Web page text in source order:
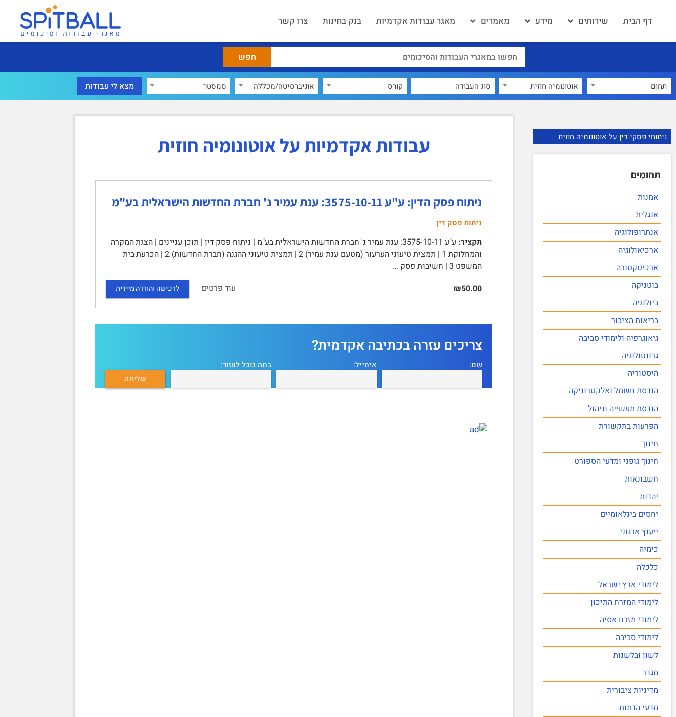
דף הבית שירותים מידע מאמרים מאגר עבודות אקדמיות בנק בחינות צרו קשר
מאגרי עבודות וסיכומים
תחום אוטונומיה חוזית קורס אוניברסיטה/מכללה סמסטר
ניתוחי פסקי דין על אוטונומיה חוזית
תחומים
אמנות
אנגלית
אנתרופולוגיה
ארכיאולוגיה
ארכיטקטורה
בוטניקה
ביולוגיה
בריאות הציבור
גיאוגרפיה ולימודי סביבה
גרונטולוגיה
היסטוריה
הנדסת חשמל ואלקטרוניקה
הנדסת תעשייה וניהול
הפרעות בתקשורת
חינוך
חינוך גופני ומדעי הספורט
חשבונאות
יהדות
יחסים בינלאומיים
ייעוץ ארגוני
כימיה
כלכלה
לימודי ארץ ישראל
לימודי המזרח התיכון
לימודי מזרח אסיה
לימודי סביבה
לשון ובלשנות
מגדר
מדיניות ציבורית
מדעי הדתות
עבודות אקדמיות על אוטונומיה חוזית
ניתוח פסק הדין: ע"ע 3575-10-11: ענת עמיר נ' חברת החדשות הישראלית בע"מ
ניתוח פסק דין
תקציר:
ע"ע 3575-10-11: ענת עמיר נ' חברת החדשות הישראלית בע"מ | ניתוח פסק דין | תוכן עניינים | הצגת המקרה
והמחלוקת 1 | תמצית טיעוני הערעור (מטעם ענת עמיר) 2 | תמצית טיעוני ההגנה (חברת החדשות) 2 | הכרעת בית
המשפט 3 | חשיבות פסק …
₪50.00
עוד פרטים לרכישה והורדה מיידית
צריכים עזרה בכתיבה אקדמית?
שם: אימייל: במה נוכל לעזור: